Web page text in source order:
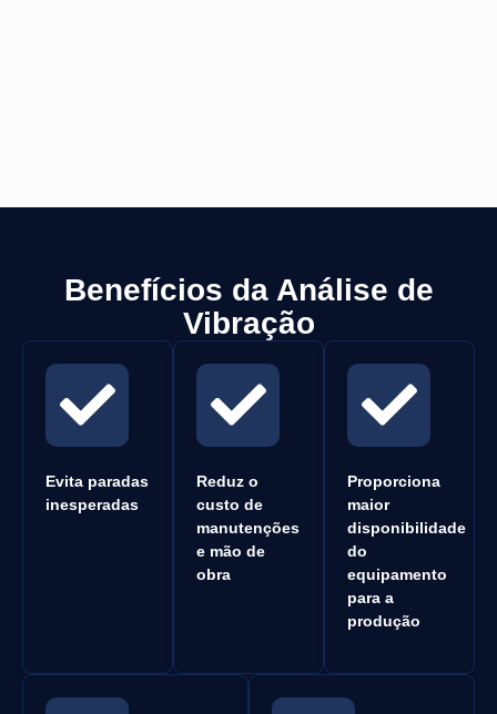
Benefícios da Análise de
Vibração
Evita paradas
inesperadas
Reduz o
custo de
manutenções
e mão de
obra
Proporciona
maior
disponibilidade
do
equipamento
para a
produção